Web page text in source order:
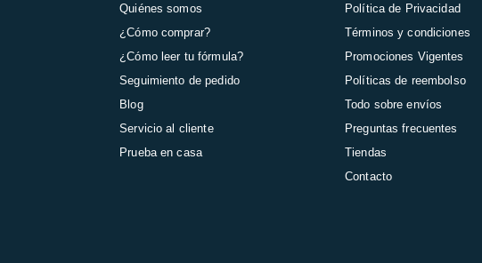
Quiénes somos
¿Cómo comprar?
¿Cómo leer tu fórmula?
Seguimiento de pedido
Blog
Servicio al cliente
Prueba en casa
Política de Privacidad
Términos y condiciones
Promociones Vigentes
Políticas de reembolso
Todo sobre envíos
Preguntas frecuentes
Tiendas
Contacto